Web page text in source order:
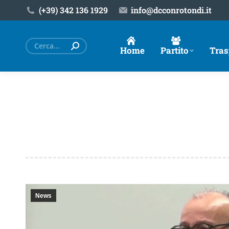
(+39) ‎342 136 1929 info@dcconrotondi.it
Home Partito
Cerca:
News